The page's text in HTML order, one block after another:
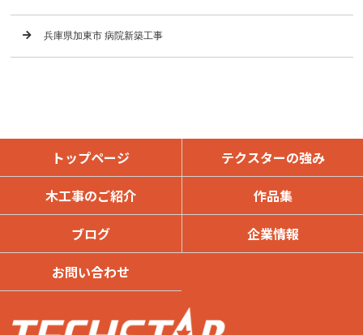
兵庫県加東市 病院新築工事
トップページ
テクスターの強み
木工事のご紹介
作品集
ブログ
企業情報
お問い合わせ